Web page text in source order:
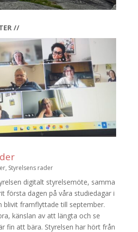
//
, Styrelsens rader
digitalt styrelsemöte, samma
första dagen på våra studiedagar i
blivit framflyttade till september.
känslan av att längta och se
fin att bära. Styrelsen har hört från